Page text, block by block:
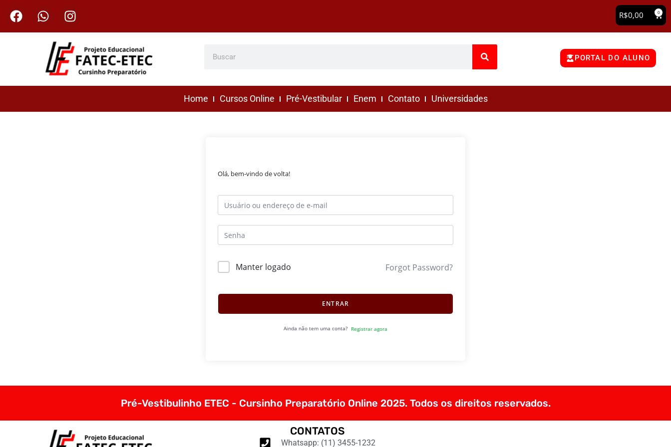
R$0,00 0
PORTAL DO ALUNO
Home Cursos Online Pré-Vestibular Enem Contato Universidades
Olá, bem-vindo de volta!
Manter logado Forgot Password?
ENTRAR
Ainda não tem uma conta? Registrar agora
Pré-Vestibulinho ETEC - Cursinho Preparatório Online 2025. Todos os direitos reservados.
CONTATOS
Whatsapp: (11) 3455-1232